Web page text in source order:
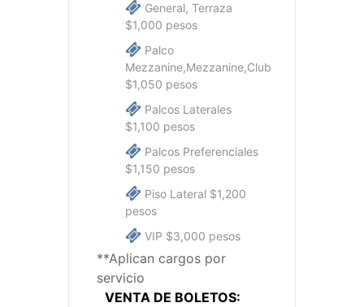
General, Terraza
$1,000 pesos
Palco
Mezzanine,Mezzanine,Club
$1,050 pesos
Palcos Laterales
$1,100 pesos
Palcos Preferenciales
$1,150 pesos
Piso Lateral $1,200
pesos
VIP $3,000 pesos
**Aplican cargos por
servicio
VENTA DE BOLETOS: